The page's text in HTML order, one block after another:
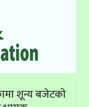
शून्य बजेटको